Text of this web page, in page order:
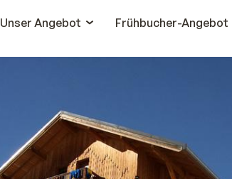
Unser Angebot
Frühbucher-Angebot